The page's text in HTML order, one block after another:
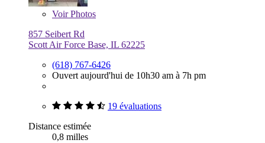
VoirPhotos
857 Seibert Rd
Scott Air Force Base, IL 62225
(618) 767-6426
Ouvert aujourd'hui de 10h30 am à 7h pm
19 évaluations
Distance estimée
0,8 milles